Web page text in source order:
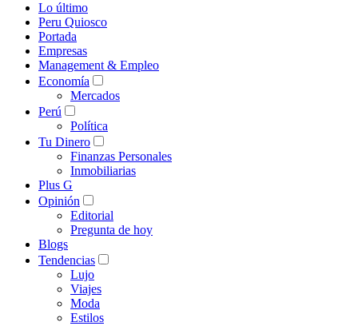
Lo último
Peru Quiosco
Portada
Empresas
Management & Empleo
Economía
Mercados
Perú
Política
Tu Dinero
Finanzas Personales
Inmobiliarias
Plus G
Opinión
Editorial
Pregunta de hoy
Blogs
Tendencias
Lujo
Viajes
Moda
Estilos